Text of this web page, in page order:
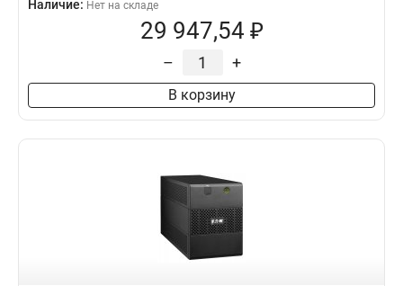
Наличие: Нет на складе
29 947,54 ₽
– +
В корзину